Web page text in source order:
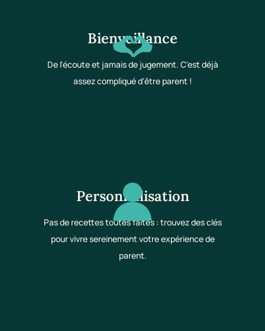
Bienveillance
De l'écoute et jamais de jugement. C'est déjà
assez compliqué d'être parent !
Personnalisation
Pas de recettes toutes faites : trouvez des clés
pour vivre sereinement votre expérience de
parent.